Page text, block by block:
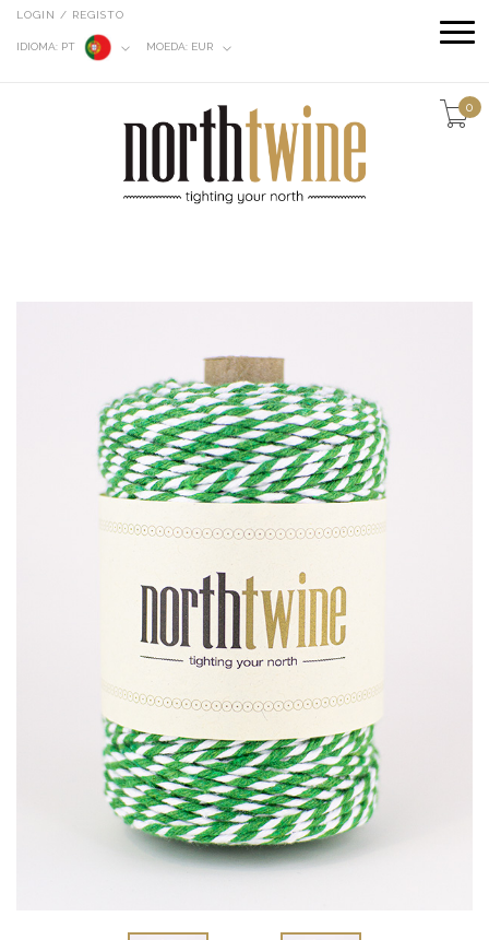
LOGIN / REGISTO
IDIOMA: PT MOEDA: EUR
0